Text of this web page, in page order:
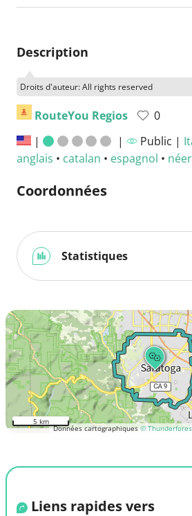
Description
Droits d'auteur: All rights reserved
RouteYou Regios
0
|
| Public |
anglais • catalan • espagnol •
Coordonnées
Statistiques
Données cartographiques©
5 km
Liens rapides vers